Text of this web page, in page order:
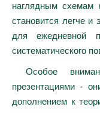
наглядным схемам
становится легче и
для ежедневной
систематического
Особое
презентациями -
дополнением к